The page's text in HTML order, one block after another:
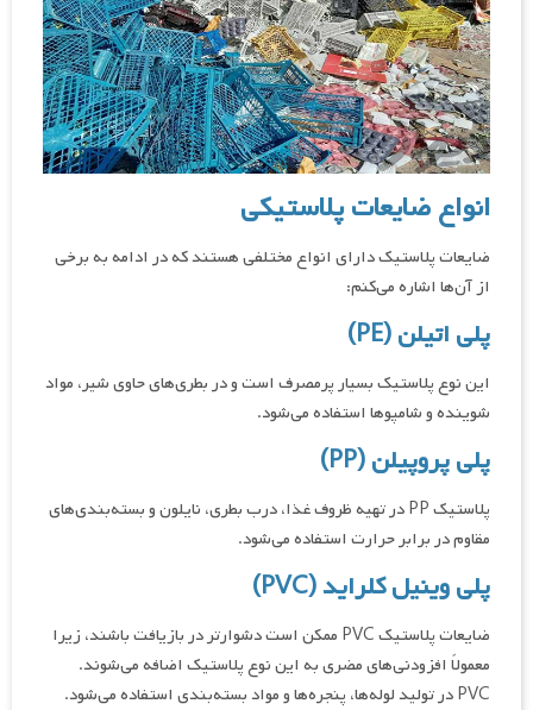
انواع ضایعات پلاستیکی
ضایعات پلاستیک دارای انواع مختلفی هستند که در ادامه به برخی
از آن‌ها اشاره می‌کنم:
پلی اتیلن (PE)
این نوع پلاستیک بسیار پرمصرف است و در بطری‌های حاوی شیر، مواد
شوینده و شامپوها استفاده می‌شود.
پلی پروپیلن (PP)
پلاستیک PP در تهیه ظروف غذا، درب بطری، نایلون و بسته‌بندی‌های
مقاوم در برابر حرارت استفاده می‌شود.
پلی وینیل کلراید (PVC)
ضایعات پلاستیک PVC ممکن است دشوارتر در بازیافت باشند، زیرا
معمولاً افزودنی‌های مضری به این نوع پلاستیک اضافه می‌شوند.
PVC در تولید لوله‌ها، پنجره‌ها و مواد بسته‌بندی استفاده می‌شود.